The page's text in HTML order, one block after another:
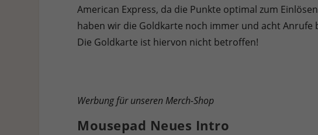
American Express, da die Punkte optimal zum
haben wir die Goldkarte noch immer und acht Anrufe
Die Goldkarte ist hiervon nicht betroffen!
Werbung für unseren Merch-Shop
Mousepad Neues Intro